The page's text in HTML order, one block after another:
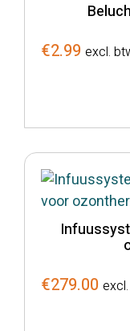
€2.99 excl.
€279.00